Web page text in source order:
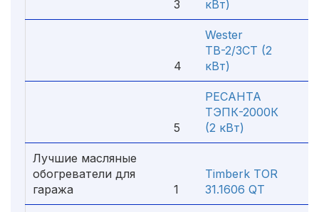
3
кВт)
4
Wester
ТВ-2/3СТ (2
кВт)
5
РЕСАНТА
ТЭПК-2000К
(2 кВт)
Лучшие масляные
обогреватели для
гаража
1
Timberk TOR
31.1606 QT